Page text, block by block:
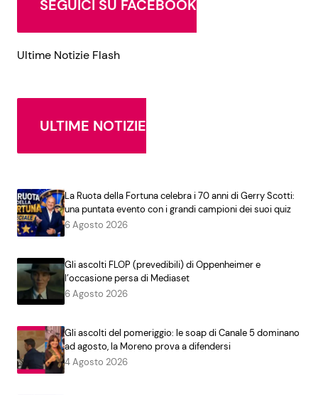
SEGUICI SU FACEBOOK
Ultime Notizie Flash
ULTIME NOTIZIE
La Ruota della Fortuna celebra i 70 anni di Gerry Scotti:
una puntata evento con i grandi campioni dei suoi quiz
6 Agosto 2026
Gli ascolti FLOP (prevedibili) di Oppenheimer e
l’occasione persa di Mediaset
6 Agosto 2026
Gli ascolti del pomeriggio: le soap di Canale 5 dominano
ad agosto, la Moreno prova a difendersi
4 Agosto 2026